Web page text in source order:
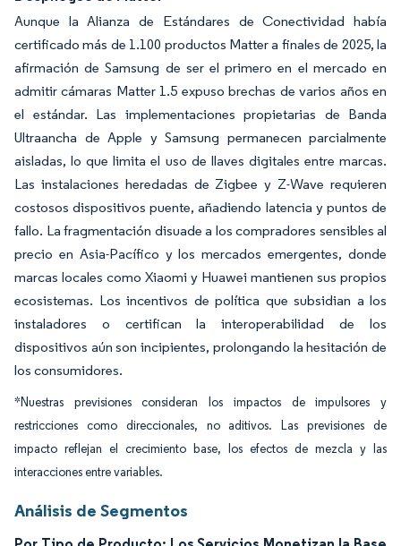
Aunque la Alianza de Estándares de Conectividad había
certificado más de 1.100 productos Matter a finales de 2025, la
afirmación de Samsung de ser el primero en el mercado en
admitir cámaras Matter 1.5 expuso brechas de varios años en
el estándar. Las implementaciones propietarias de Banda
Ultraancha de Apple y Samsung permanecen parcialmente
aisladas, lo que limita el uso de llaves digitales entre marcas.
Las instalaciones heredadas de Zigbee y Z-Wave requieren
costosos dispositivos puente, añadiendo latencia y puntos de
fallo. La fragmentación disuade a los compradores sensibles al
precio en Asia-Pacífico y los mercados emergentes, donde
marcas locales como Xiaomi y Huawei mantienen sus propios
ecosistemas. Los incentivos de política que subsidian a los
instaladores o certifican la interoperabilidad de los
dispositivos aún son incipientes, prolongando la hesitación de
los consumidores.
*Nuestras previsiones consideran los impactos de impulsores y
restricciones como direccionales, no aditivos. Las previsiones de
impacto reflejan el crecimiento base, los efectos de mezcla y las
interacciones entre variables.
Análisis de Segmentos